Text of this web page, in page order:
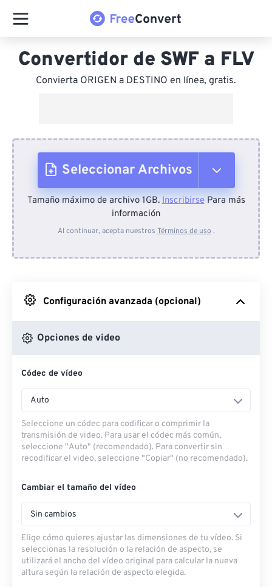
Convertidor de SWF a FLV
Convierta ORIGEN a DESTINO en línea, gratis.
Seleccionar Archivos
Desde el dispositivo
Desde Google Drive
Desde OneDrive
Desde URL
Tamaño máximo de archivo 1GB.InscribirsePara más
información
Al continuar, acepta nuestros Términos de uso .
Configuración avanzada (opcional)
Opciones de video
Códec de vídeo
Auto
Seleccione un códec para codificar o comprimir la
transmisión de video. Para usar el códec más común,
seleccione "Auto" (recomendado). Para convertir sin
recodificar el video, seleccione "Copiar" (no recomendado).
Cambiar el tamaño del vídeo
Sin cambios
Elige cómo quieres ajustar las dimensiones de tu vídeo. Si
seleccionas la resolución o la relación de aspecto, se
utilizará el ancho del vídeo original para calcular la nueva
altura según la relación de aspecto elegida.